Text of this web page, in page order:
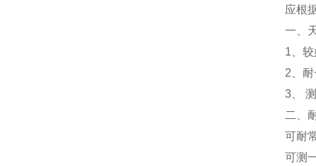
应根
一、
1、
2、
3、
二、
可耐
可测